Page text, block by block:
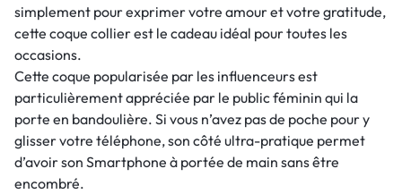
simplement pour exprimer votre amour et votre gratitude,
cette coque collier est le cadeau idéal pour toutes les
occasions.
Cette coque popularisée par les influenceurs est
particulièrement appréciée par le public féminin qui la
porte en bandoulière. Si vous n’avez pas de poche pour y
glisser votre téléphone, son côté ultra-pratique permet
d’avoir son Smartphone à portée de main sans être
encombré.